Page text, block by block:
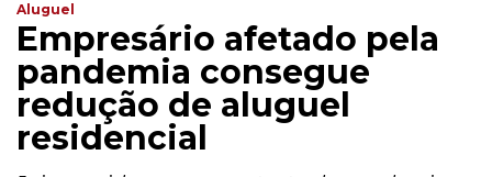
Aluguel
Empresário afetado pela
pandemia consegue
redução de aluguel
residencial